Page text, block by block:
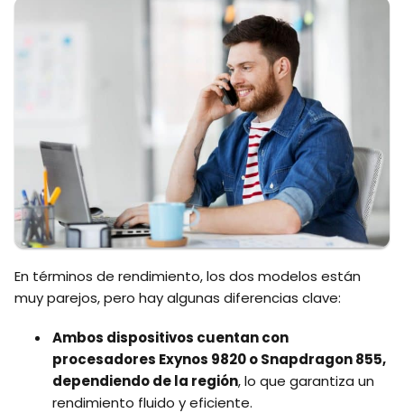
En términos de rendimiento, los dos modelos están
muy parejos, pero hay algunas diferencias clave:
Ambos dispositivos cuentan con
procesadores Exynos 9820 o Snapdragon 855,
dependiendo de la región, lo que garantiza un
rendimiento fluido y eficiente.